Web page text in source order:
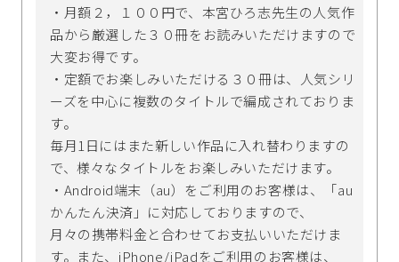
・月額２，１００円で、本宮ひろ志先生の人気作
品から厳選した３０冊をお読みいただけますので
大変お得です。
・定額でお楽しみいただける３０冊は、人気シリ
ーズを中心に複数のタイトルで編成されておりま
す。
毎月1日にはまた新しい作品に入れ替わりますの
で、様々なタイトルをお楽しみいただけます。
・Android端末（au）をご利用のお客様は、「au
かんたん決済」に対応しておりますので、
月々の携帯料金と合わせてお支払いいただけま
す。また、iPhone/iPadをご利用のお客様は、